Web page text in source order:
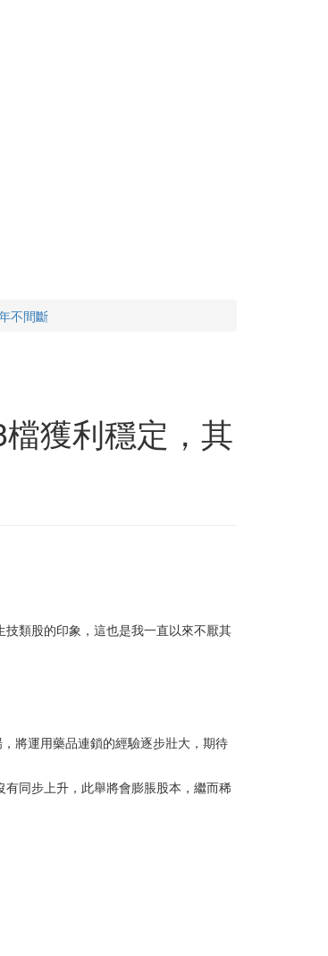
不間斷
獲利穩定，其
類股的印象，這也是我一直以來不厭其
將運用藥品連鎖的經驗逐步壯大，期待
同步上升，此舉將會膨脹股本，繼而稀